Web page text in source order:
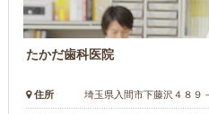
たかだ歯科医院
住所 埼玉県入間市下藤沢４８